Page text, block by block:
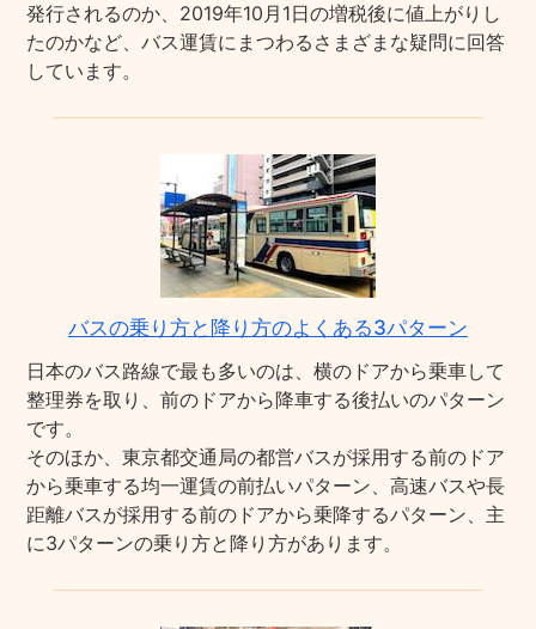
発行されるのか、2019年10月1日の増税後に値上がりし
たのかなど、バス運賃にまつわるさまざまな疑問に回答
しています。
バスの乗り方と降り方のよくある3パターン
日本のバス路線で最も多いのは、横のドアから乗車して
整理券を取り、前のドアから降車する後払いのパターン
です。
そのほか、東京都交通局の都営バスが採用する前のドア
から乗車する均一運賃の前払いパターン、高速バスや長
距離バスが採用する前のドアから乗降するパターン、主
に3パターンの乗り方と降り方があります。